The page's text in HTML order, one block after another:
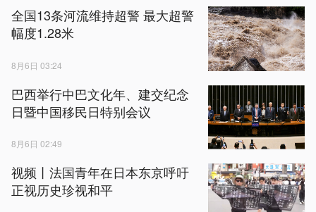
全国13条河流维持超警 最大超警
幅度1.28米
8月6日 03:24
巴西举行中巴文化年、建交纪念
日暨中国移民日特别会议
8月6日 02:49
视频丨法国青年在日本东京呼吁
正视历史珍视和平